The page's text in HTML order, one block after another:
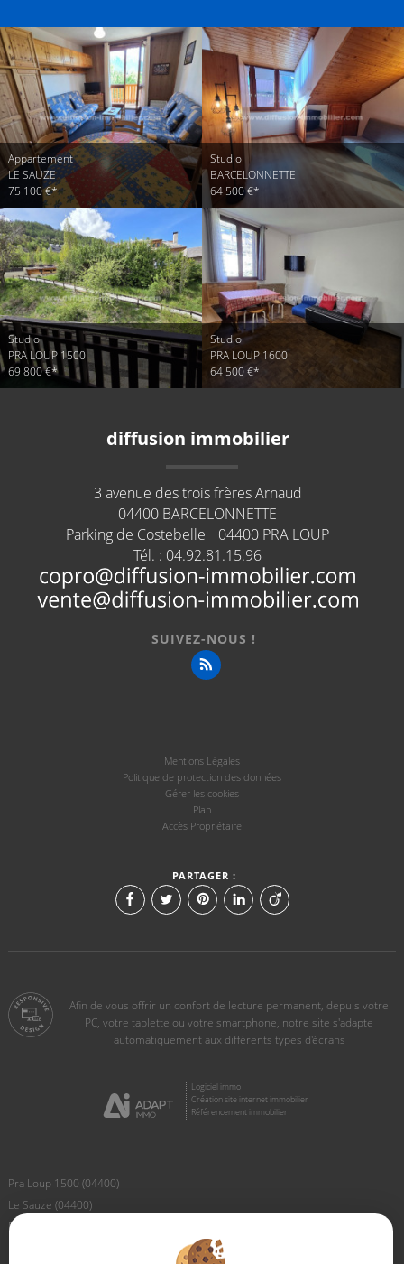
Appartement
LE SAUZE
75 100 €*
Studio
BARCELONNETTE
64 500 €*
Studio
PRA LOUP 1500
69 800 €*
Studio
PRA LOUP 1600
64 500 €*
diffusion immobilier
3 avenue des trois frères Arnaud
04400 BARCELONNETTE
Parking de Costebelle
04400 PRA LOUP
Tél. : 04.92.81.15.96
SUIVEZ-NOUS !
Mentions Légales
Politique de protection des données
Gérer les cookies
Plan
Accès Propriétaire
PARTAGER :
Afin de vous offrir un confort de lecture permanent, depuis votre
PC, votre tablette ou votre smartphone, notre site s'adapte
automatiquement aux différents types d'écrans
Logiciel immo
Création site internet immobilier
Référencement immobilier
Pra Loup 1500 (04400)
Le Sauze (04400)
Pra Loup 1600 (04400)